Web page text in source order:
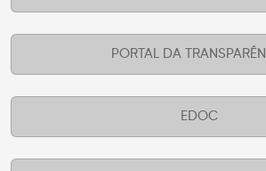
PORTAL DA
EDOC